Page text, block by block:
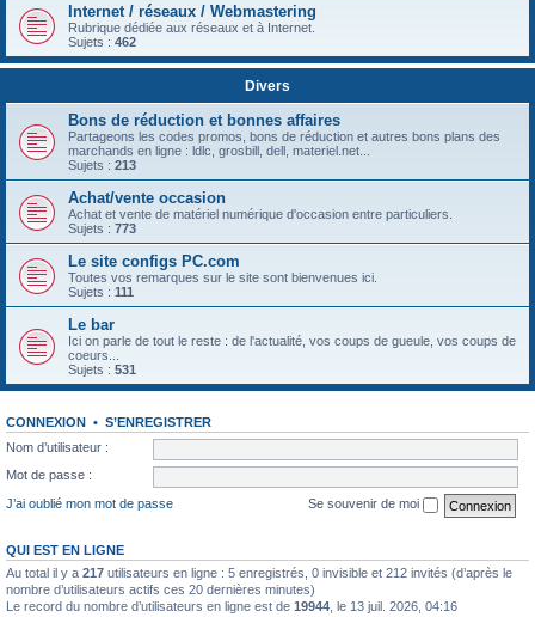
Internet / réseaux / Webmastering
Rubrique dédiée aux réseaux et à Internet.
Sujets : 462
Divers
Bons de réduction et bonnes affaires
Partageons les codes promos, bons de réduction et autres bons plans des
marchands en ligne : ldlc, grosbill, dell, materiel.net...
Sujets : 213
Achat/vente occasion
Achat et vente de matériel numérique d'occasion entre particuliers.
Sujets : 773
Le site configs PC.com
Toutes vos remarques sur le site sont bienvenues ici.
Sujets : 111
Le bar
Ici on parle de tout le reste : de l'actualité, vos coups de gueule, vos coups de
coeurs...
Sujets : 531
CONNEXION • S’ENREGISTRER
Nom d’utilisateur :
Mot de passe :
J’ai oublié mon mot de passe
Se souvenir de moi
QUI EST EN LIGNE
Au total il y a 217 utilisateurs en ligne : 5 enregistrés, 0 invisible et 212 invités (d’après le
nombre d’utilisateurs actifs ces 20 dernières minutes)
Le record du nombre d’utilisateurs en ligne est de 19944 , le 13 juil. 2026, 04:16